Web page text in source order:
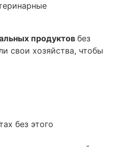
продуктовбез
свои хозяйства, чтобы
без этого